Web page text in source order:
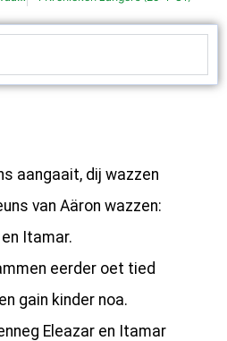
aangaait, dij wazzen
van Aäron wazzen:
Itamar.
eerder oet tied
gain kinder noa.
Eleazar en Itamar